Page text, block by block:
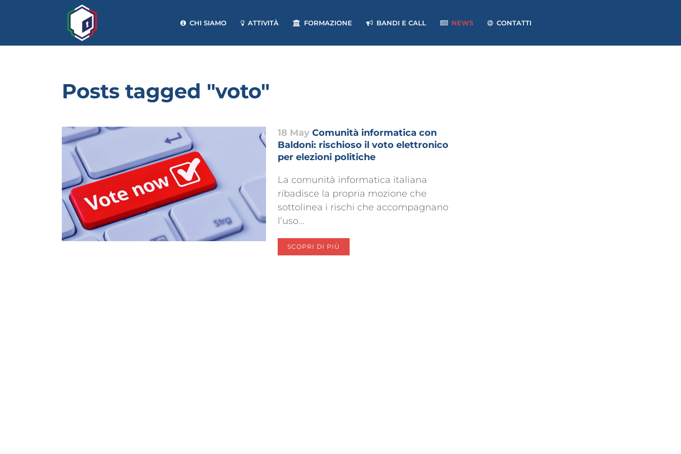
CHI SIAMO ATTIVITÀ FORMAZIONE BANDI E CALL NEWS CONTATTI
Posts tagged "voto"
18 May Comunità informatica con
Baldoni: rischioso il voto elettronico
per elezioni politiche
La comunità informatica italiana
ribadisce la propria mozione che
sottolinea i rischi che accompagnano
l’uso...
SCOPRI DI PIÙ